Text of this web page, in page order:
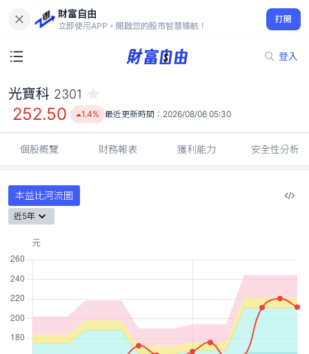
財富自由
立即使用APP，開啟您的股市智慧導航！
打開
登入
252.50
1.4%
光寶科 2301
252.50 1.4% 最近更新時間： 2026/08/06 05:30
個股概覽 財務報表 獲利能力 安全性分析
本益比河流圖
近5年